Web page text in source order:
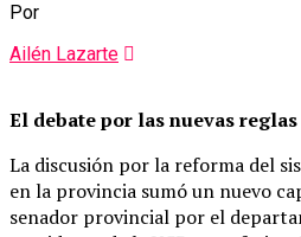
Por
Ailén Lazarte
El debate por las nuevas
La discusión por la reforma del
en la provincia sumó un nuevo
senador provincial por el